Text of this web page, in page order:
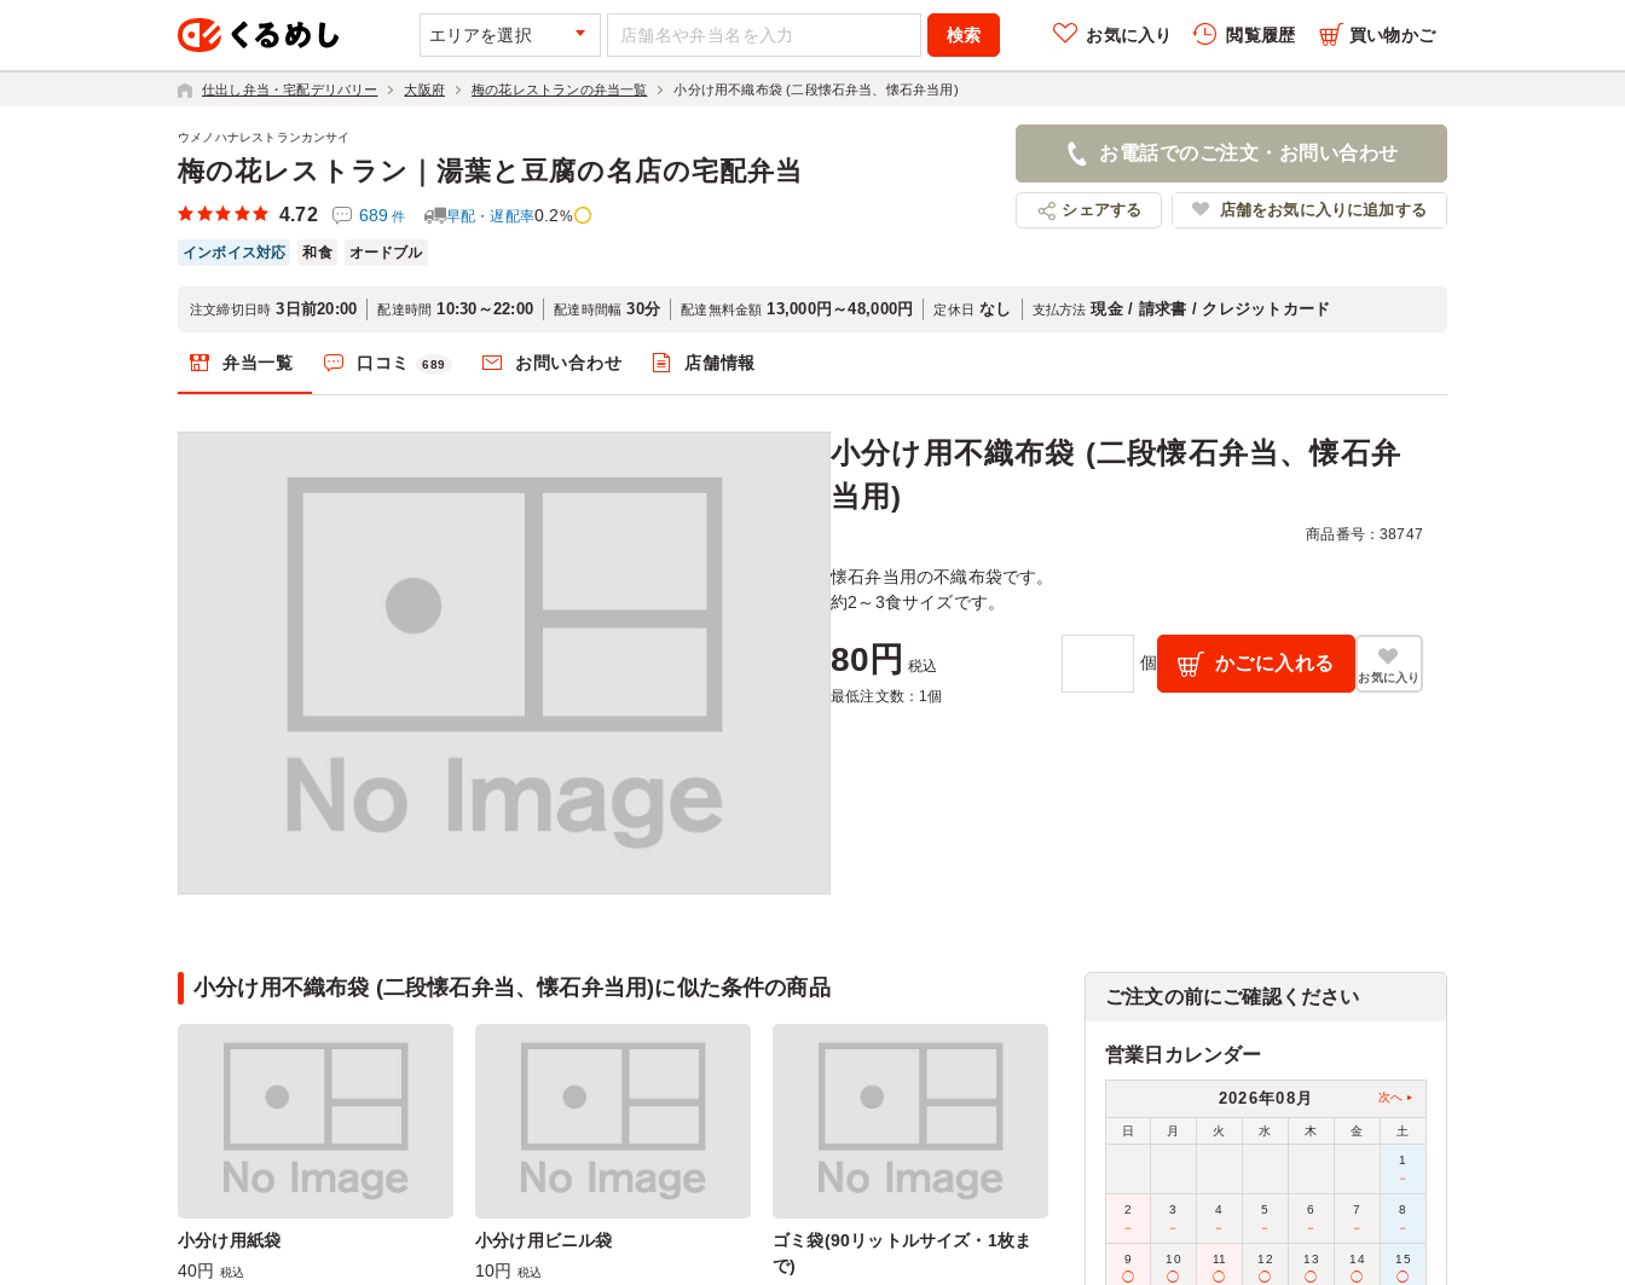
エリアを選択 お気に入り 閲覧履歴
履歴を全件削除する
石弁当用)
店舗名：梅の花レストラン
買い物かご
仕出し弁当・宅配デリバリー 大阪府 梅の花レストランの弁当一覧 小分け用不織布袋 (二段懐石弁当、懐石弁当用)
梅の花レストラン｜湯葉と豆腐の名店の宅配弁当
ウメノハナレストランカンサイ
4.72 689 件 早配・遅配率0.2%
インボイス対応 和食 オードブル
お電話でのご注文・お問い合わせ
シェアする 店舗をお気に入りに追加する
注文締切日時 3日前20:00 配達時間 10:30～22:00 配達時間幅 30分 配達無料金額 13,000円～48,000円 定休日 なし 支払方法 現金 / 請求書 / クレジットカード
弁当一覧 口コミ 689 お問い合わせ 店舗情報
小分け用不織布袋 (二段懐石弁当、懐石弁
当用)
商品番号：38747
懐石弁当用の不織布袋です。
約2～3食サイズです。
80円
税込
最低注文数：1個
個 かごに入れる
お気に入り
小分け用不織布袋 (二段懐石弁当、懐石弁当用)に似た条件の商品
小分け用紙袋
40円
税込
小分け用ビニル袋
10円
税込
ゴミ袋(90リットルサイズ・1枚ま
で)
ご注文の前にご確認ください
営業日カレンダー
2026年08月 次へ
日 月 火 水 木 金 土
1
－
2
－
3
－
4
－
5
－
6
－
7
－
8
－
9
◯
10
◯
11
◯
12
◯
13
◯
14
◯
15
◯